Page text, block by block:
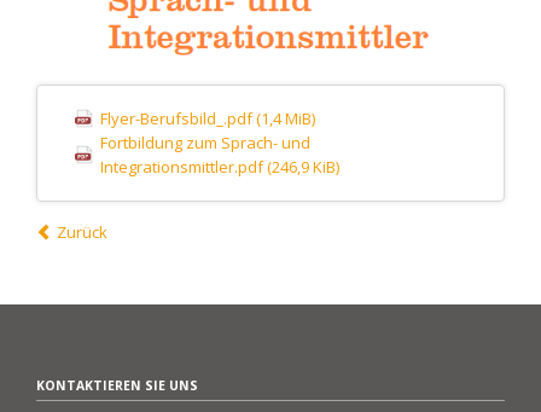
Flyer-Berufsbild_.pdf(1,4 MiB)
Fortbildung zum Sprach- und
Integrationsmittler.pdf(246,9 KiB)
Zurück
KONTAKTIEREN SIE UNS